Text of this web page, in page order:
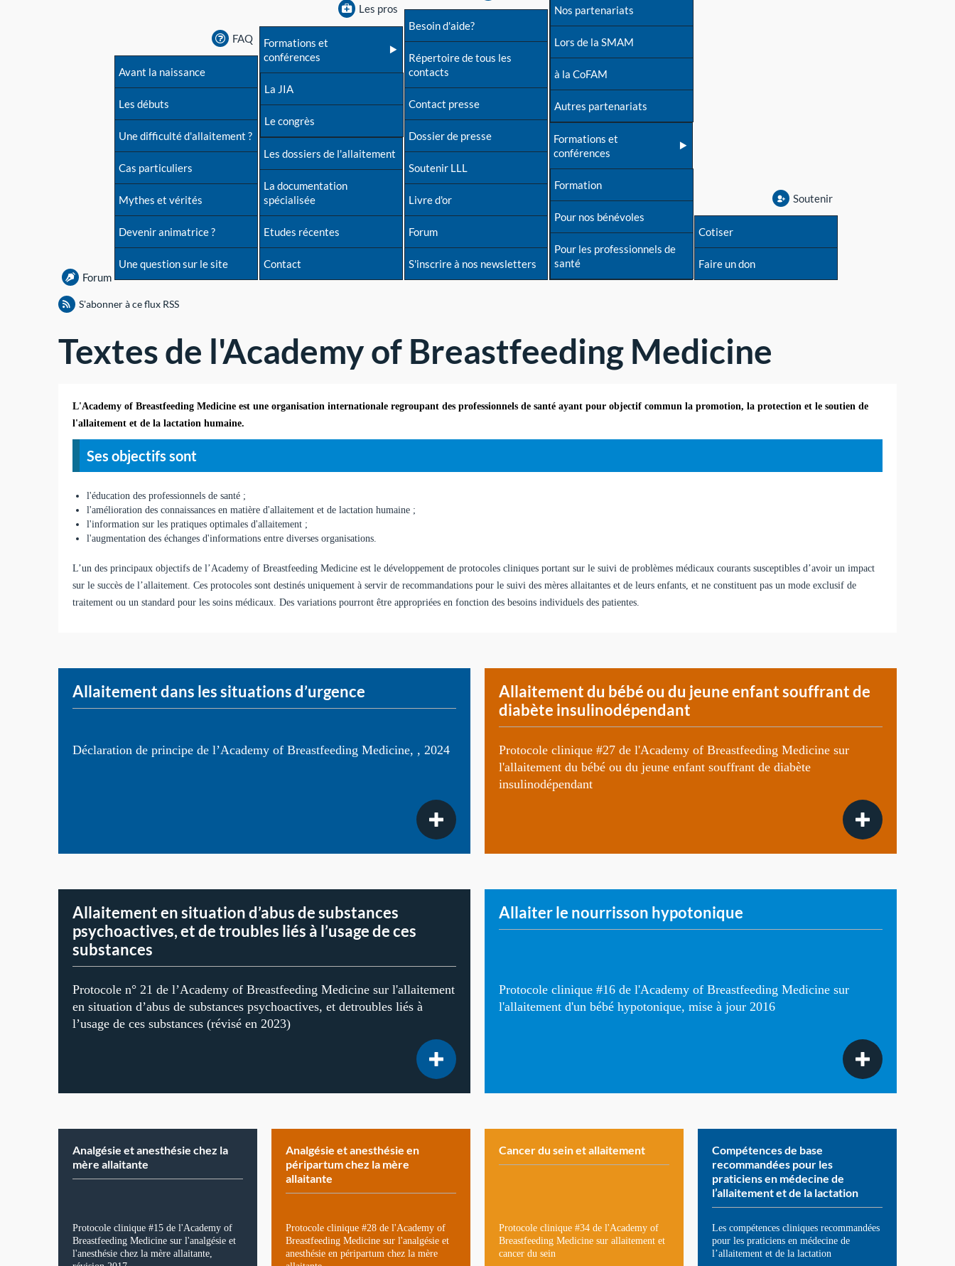
Forum
FAQ
Avant la naissance
Les débuts
Une difficulté d'allaitement ?
Cas particuliers
Mythes et vérités
Devenir animatrice ?
Une question sur le site
Les pros
Formations et
conférences
La JIA
Le congrès
Les dossiers de l'allaitement
La documentation
spécialisée
Etudes récentes
Contact
Besoin d'aide?
Répertoire de tous les
contacts
Contact presse
Dossier de presse
Soutenir LLL
Livre d'or
Forum
S'inscrire à nos newsletters
Nos partenariats
Lors de la SMAM
à la CoFAM
Autres partenariats
Formations et
conférences
Formation
Pour nos bénévoles
Pour les professionnels de
santé
Soutenir
Cotiser
Faire un don
S'abonner à ce flux RSS
Textes de l'Academy of Breastfeeding Medicine
L'Academy of Breastfeeding Medicine est une organisation internationale regroupant des professionnels de santé ayant pour objectif commun la promotion, la protection et le soutien de
l'allaitement et de la lactation humaine.
Ses objectifs sont
l'éducation des professionnels de santé ;
l'amélioration des connaissances en matière d'allaitement et de lactation humaine ;
l'information sur les pratiques optimales d'allaitement ;
l'augmentation des échanges d'informations entre diverses organisations.
L’un des principaux objectifs de l’Academy of Breastfeeding Medicine est le développement de protocoles cliniques portant sur le suivi de problèmes médicaux courants susceptibles d’avoir un impact
sur le succès de l’allaitement. Ces protocoles sont destinés uniquement à servir de recommandations pour le suivi des mères allaitantes et de leurs enfants, et ne constituent pas un mode exclusif de
traitement ou un standard pour les soins médicaux. Des variations pourront être appropriées en fonction des besoins individuels des patientes.
Allaitement dans les situations d’urgence
Déclaration de principe de l’Academy of Breastfeeding Medicine, , 2024
Allaitement du bébé ou du jeune enfant souffrant de
diabète insulinodépendant
Protocole clinique #27 de l'Academy of Breastfeeding Medicine sur
l'allaitement du bébé ou du jeune enfant souffrant de diabète
insulinodépendant
Allaitement en situation d’abus de substances
psychoactives, et de troubles liés à l’usage de ces
substances
Protocole n° 21 de l’Academy of Breastfeeding Medicine sur l'allaitement
en situation d’abus de substances psychoactives, et detroubles liés à
l’usage de ces substances (révisé en 2023)
Allaiter le nourrisson hypotonique
Protocole clinique #16 de l'Academy of Breastfeeding Medicine sur
l'allaitement d'un bébé hypotonique, mise à jour 2016
Analgésie et anesthésie chez la
mère allaitante
Protocole clinique #15 de l'Academy of
Breastfeeding Medicine sur l'analgésie et
l'anesthésie chez la mère allaitante,
Analgésie et anesthésie en
péripartum chez la mère
allaitante
Protocole clinique #28 de l'Academy of
Breastfeeding Medicine sur l'analgésie et
anesthésie en péripartum chez la mère
Cancer du sein et allaitement
Protocole clinique #34 de l'Academy of
Breastfeeding Medicine sur allaitement et
cancer du sein
Compétences de base
recommandées pour les
praticiens en médecine de
l’allaitement et de la lactation
Les compétences cliniques recommandées
pour les praticiens en médecine de
l’allaitement et de la lactation